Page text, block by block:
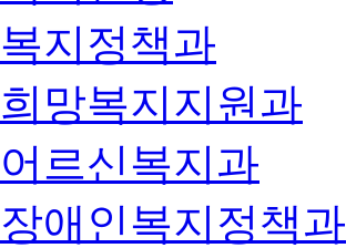
복지정책과
희망복지지원과
어르신복지과
장애인복지정책과